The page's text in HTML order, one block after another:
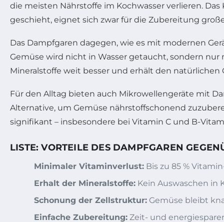
die meisten Nährstoffe im Kochwasser verlieren.
geschieht, eignet sich zwar für die Zubereitung
Das Dampfgaren dagegen, wie es mit modernen
Gemüse wird nicht in Wasser getaucht, sondern
Mineralstoffe weit besser und erhält den natürlichen
Für den Alltag bieten auch Mikrowellengeräte mit
Alternative, um Gemüse nährstoffschonend
signifikant – insbesondere bei Vitamin C und B-
LISTE: VORTEILE DES DAMPFGAREN
Minimaler Vitaminverlust: Bis zu 85 %
Erhalt der Mineralstoffe: Kein Auswaschen in
Schonung der Zellstruktur: Gemüse bleibt
Einfache Zubereitung: Zeit- und